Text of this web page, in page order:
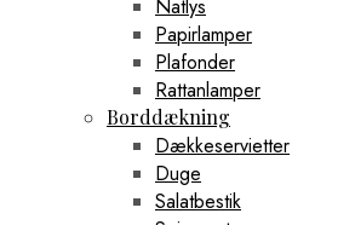
Natlys
Papirlamper
Plafonder
Rattanlamper
Borddækning
Dækkeservietter
Duge
Salatbestik